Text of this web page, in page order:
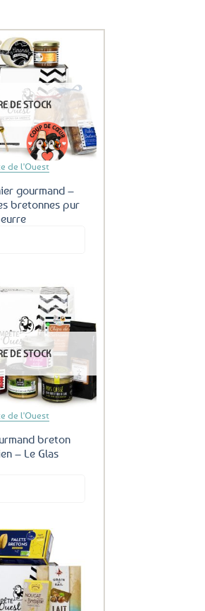
Ajouter
aux
favoris
DE STOCK
de l'Ouest
gourmand –
bretonnes pur
Ajouter
favoris
DE STOCK
de l'Ouest
breton
– Le Glas
Ajouter
aux
favoris